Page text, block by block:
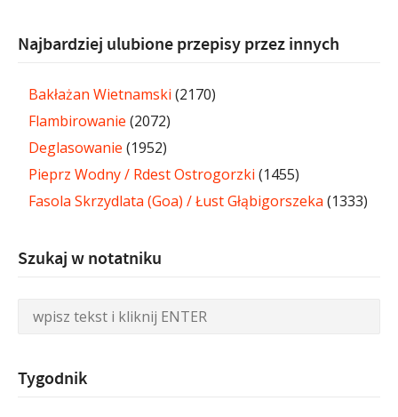
Najbardziej ulubione przepisy przez innych
Bakłażan Wietnamski (2170)
Flambirowanie (2072)
Deglasowanie (1952)
Pieprz Wodny / Rdest Ostrogorzki (1455)
Fasola Skrzydlata (Goa) / Łust Głąbigorszeka (1333)
Szukaj w notatniku
Tygodnik